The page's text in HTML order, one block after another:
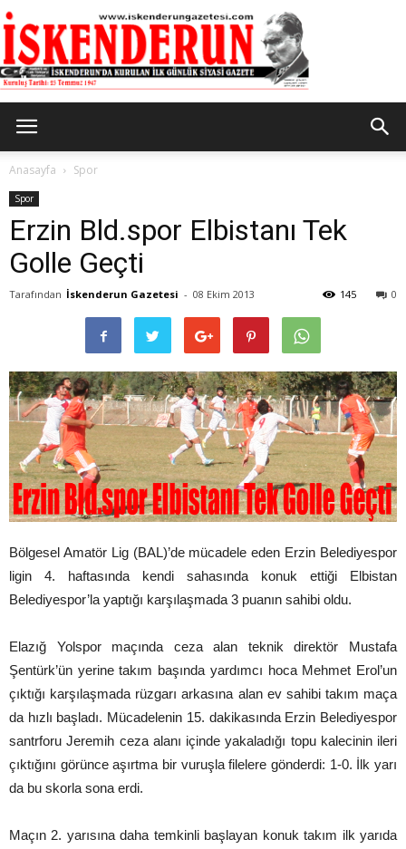
Gazetesi
Anasayfa Spor
Spor
Erzin Bld.spor Elbistanı Tek
Golle Geçti
Tarafından İskenderun Gazetesi - 08 Ekim 2013 0
145
Bölgesel Amatör Lig (BAL)’de mücadele eden Erzin Belediyespor
ligin 4. haftasında kendi sahasında konuk ettiği Elbistan
Belediyespor’la yaptığı karşılaşmada 3 puanın sahibi oldu.
Elazığ Yolspor maçında ceza alan teknik direktör Mustafa
Şentürk’ün yerine takım başında yardımcı hoca Mehmet Erol’un
çıktığı karşılaşmada rüzgarı arkasına alan ev sahibi takım maça
da hızlı başladı. Mücadelenin 15. dakikasında Erzin Belediyespor
santrforu Jeremih ceza alanı içinde yakaladığı topu kalecinin ileri
çıktığını görünce aşırtma bir vuruşla filelere gönderdi: 1-0. İlk yarı
da bu skorla sona erdi.
Maçın 2. yarısına daha temkinli başlayan konuk takım ilk yarıda